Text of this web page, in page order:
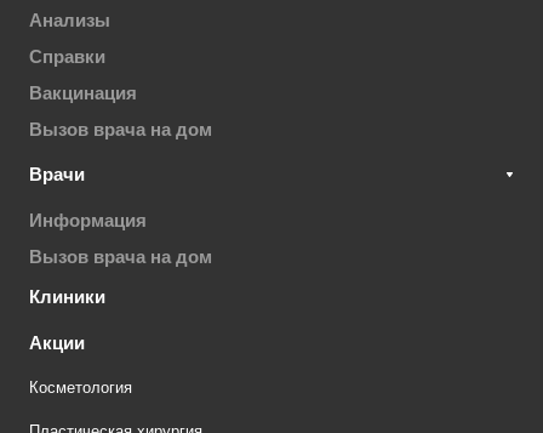
Анализы
Справки
Вакцинация
Вызов врача на дом
Врачи
Информация
Вызов врача на дом
Клиники
Акции
Косметология